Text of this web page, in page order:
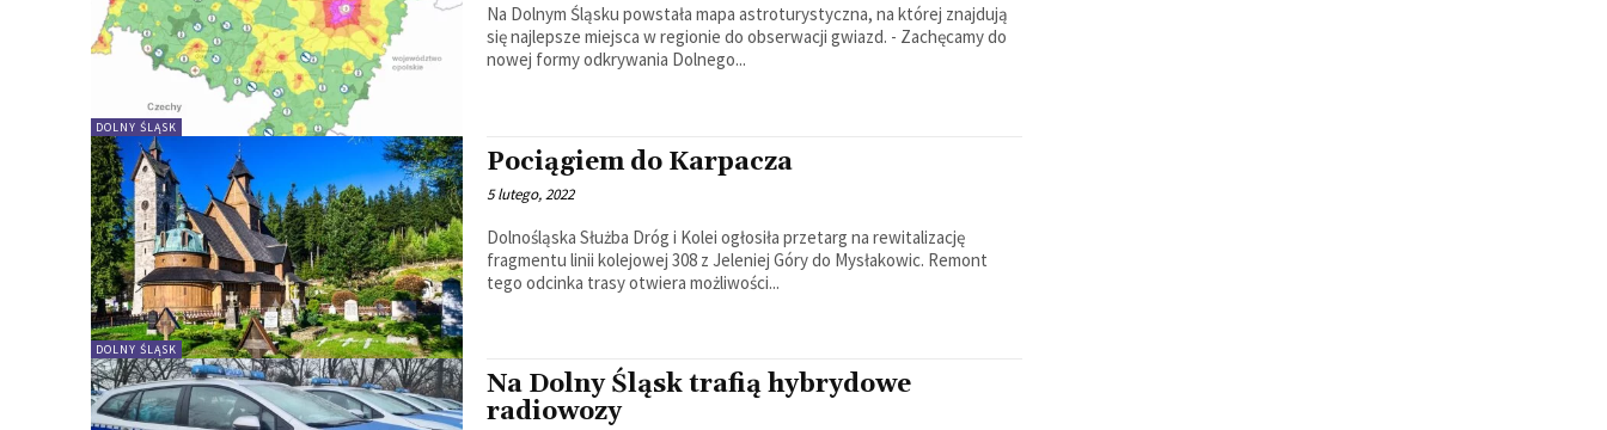
DOLNY ŚLĄSK
Na Dolnym Śląsku powstała mapa astroturystyczna, na której znajdują
się najlepsze miejsca w regionie do obserwacji gwiazd. - Zachęcamy do
nowej formy odkrywania Dolnego...
DOLNY ŚLĄSK
Pociągiem do Karpacza
5 lutego, 2022
Dolnośląska Służba Dróg i Kolei ogłosiła przetarg na rewitalizację
fragmentu linii kolejowej 308 z Jeleniej Góry do Mysłakowic. Remont
tego odcinka trasy otwiera możliwości...
Na Dolny Śląsk trafią hybrydowe
radiowozy